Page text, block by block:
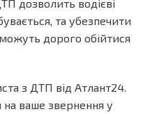
дозволить водієві
та убезпечити
дорого обійтися
з ДТП від Атлант24.
на ваше звернення у